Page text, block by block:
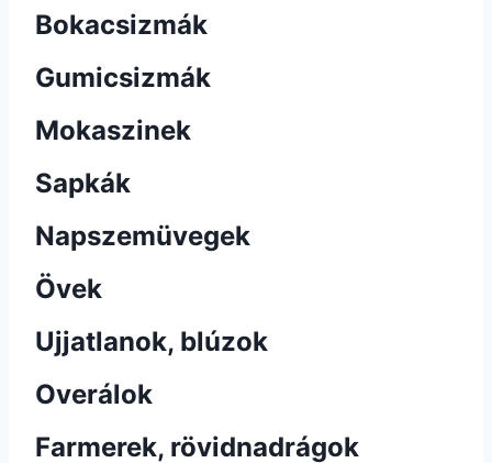
Bokacsizmák
Gumicsizmák
Mokaszinek
Sapkák
Napszemüvegek
Övek
Ujjatlanok, blúzok
Overálok
Farmerek, rövidnadrágok